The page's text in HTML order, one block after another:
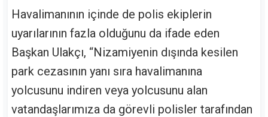
Havalimanının içinde de polis ekiplerin
uyarılarının fazla olduğunu da ifade eden
Başkan Ulakçı, “Nizamiyenin dışında kesilen
park cezasının yanı sıra havalimanına
yolcusunu indiren veya yolcusunu alan
vatandaşlarımıza da görevli polisler tarafından